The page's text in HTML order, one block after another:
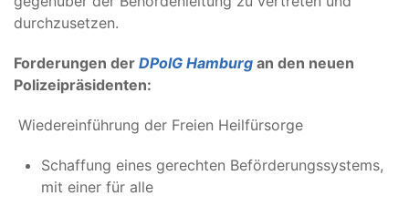
durchzusetzen.
Forderungen der DPolG Hamburg an den neuen
Polizeipräsidenten:
Wiedereinführung der Freien Heilfürsorge
Schaffung eines gerechten Beförderungssystems,
mit einer für alle